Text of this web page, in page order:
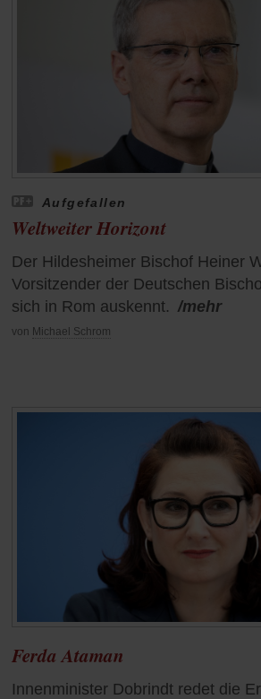
Aufgefallen
Weltweiter Horizont
Der Hildesheimer Bischof Heiner
Vorsitzender der Deutschen
sich in Rom auskennt. /mehr
von Michael Schrom
Ferda Ataman
Innenminister Dobrindt redet die